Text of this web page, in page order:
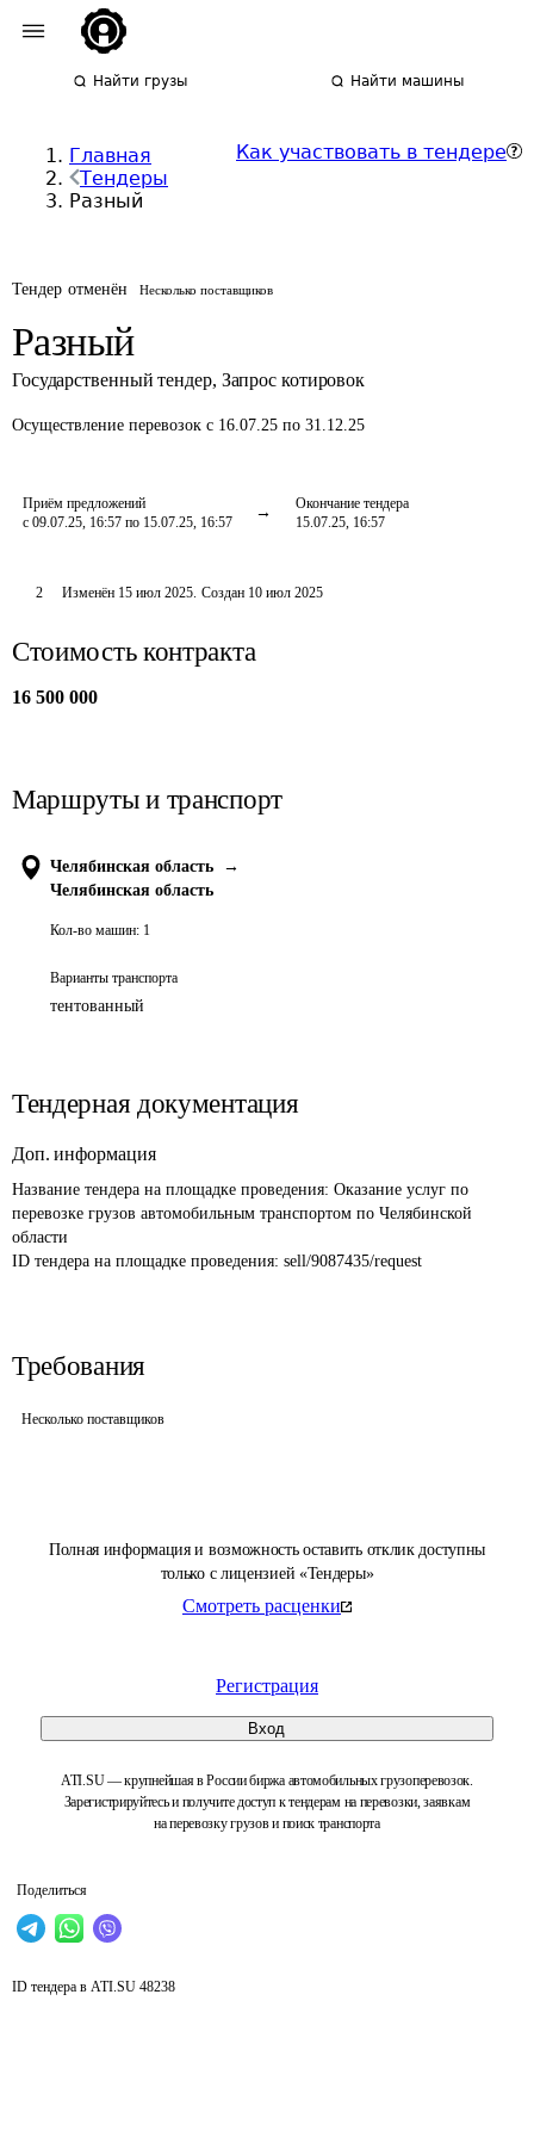
Найти грузы Найти машины
Главная
Тендеры
Разный
Как участвовать в тендере
Тендер отменён Несколько поставщиков
Разный
Государственный тендер, Запрос котировок
Осуществление перевозок с 16.07.25 по 31.12.25
Приём предложений
с 09.07.25, 16:57 по 15.07.25, 16:57
Окончание тендера
15.07.25, 16:57
Полная информация и возможность оставить отклик доступны
только с лицензией «Тендеры»
Смотреть расценки
Регистрация
Вход
ATI.SU — крупнейшая в России биржа автомобильных грузоперевозок.
Зарегистрируйтесь и получите доступ к тендерам на перевозки, заявкам
на перевозку грузов и поиск транспорта
Поделиться
2 Изменён 15 июл 2025. Создан 10 июл 2025
Стоимость контракта
16 500 000
Маршруты и транспорт
Челябинская область
→
Челябинская область
Кол-во машин: 1
Варианты транспорта
тентованный
Тендерная документация
Доп. информация
Название тендера на площадке проведения: Оказание услуг по
перевозке грузов автомобильным транспортом по Челябинской
области
ID тендера на площадке проведения: sell/9087435/request
Требования
Несколько поставщиков
ID тендера в ATI.SU 48238